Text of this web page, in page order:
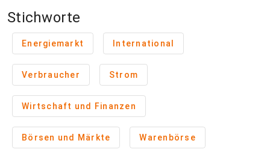
Stichworte
Energiemarkt International
Verbraucher Strom
Wirtschaft und Finanzen
Börsen und Märkte Warenbörse